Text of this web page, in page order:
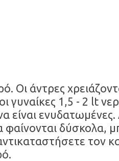
Οι άντρες
γυναίκες 1,5 - 2 lt
είναι ενυδατωμένες.
δύσκολα,
τον